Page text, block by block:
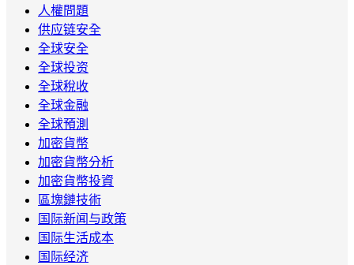
人權問題
供应链安全
全球安全
全球投资
全球稅收
全球金融
全球預測
加密貨幣
加密貨幣分析
加密貨幣投資
區塊鏈技術
国际新闻与政策
国际生活成本
国际经济